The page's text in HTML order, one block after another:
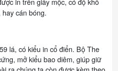
cán bóng.
lá, có kiểu in cổ điển. Bộ The
mở kiểu bao diêm, giúp giữ